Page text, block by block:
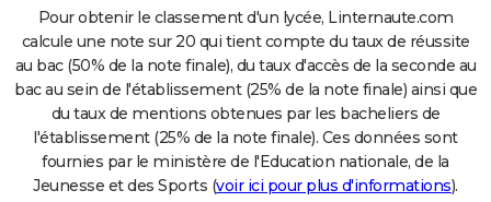
Pour obtenir le classement d'un lycée, Linternaute.com
calcule une note sur 20 qui tient compte du taux de réussite
au bac (50% de la note finale), du taux d'accès de la seconde au
bac au sein de l'établissement (25% de la note finale) ainsi que
du taux de mentions obtenues par les bacheliers de
l'établissement (25% de la note finale). Ces données sont
fournies par le ministère de l'Education nationale, de la
Jeunesse et des Sports (voir ici pour plus d'informations).